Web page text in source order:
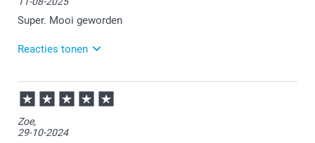
klantenservice heeft je een berichtje gestuurd om
met je mee te kijken naar een passende oplossing
Super. Mooi geworden
Reacties tonen
12-08-2025
14:47
Bedankt voor je review. Wat leuk dat je bij ons een
wellicht tot een volgende keer.
Zoe,
29-10-2024